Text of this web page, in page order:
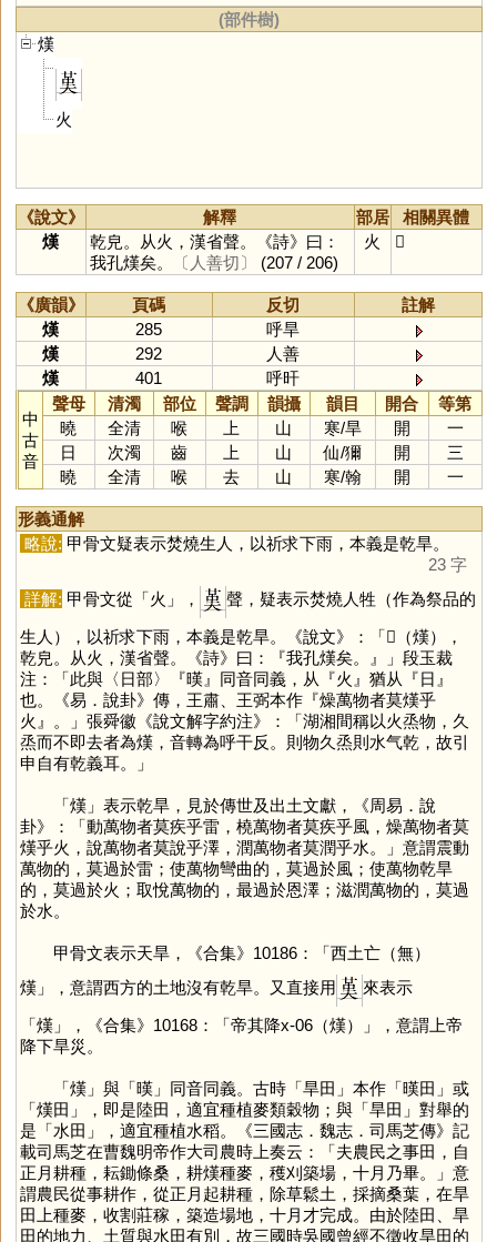
(部件樹)
熯
火
《說文》 解釋 部居
相關異體
熯
乾皃。从火，漢省聲。《詩》曰：
我孔熯矣。
〔人善切〕 (207 / 206)
火 𤑆
《廣韻》 頁碼 反切
註解
熯
285
呼旱
熯
292
人善
熯
401 呼旰
中
古
音
聲母 清濁 部位 聲調 韻攝 韻目 開合
等第
曉
全清 喉 上 山 寒/旱 開
一
日
次濁 齒 上 山 仙/獮 開
三
曉
全清 喉 去 山 寒/翰 開 一
形義通解
略說: 甲骨文疑表示焚燒生人，以祈求下雨，本義是乾旱。
23 字
詳解: 甲骨文從「火 」， 聲，疑表示焚燒人牲（作為祭品的
生人），以祈求下雨，本義是乾旱。《說文》：「𤑆（熯），
乾皃。从火，漢省聲。《詩》曰：『我孔熯矣。』」段玉裁
注：「此與〈日部〉『暵』同音同義，从『火』猶从『日』
也。《易．說卦》傳，王肅、王弼本作『燥萬物者莫熯乎
火』。」張舜徽《說文解字約注》：「湖湘間稱以火烝物，久
烝而不即去者為熯，音轉為呼干反。則物久烝則水气乾，故引
申自有乾義耳。」
「熯」表示乾旱，見於傳世及出土文獻，《周易．說
卦》：「動萬物者莫疾乎雷，橈萬物者莫疾乎風，燥萬物者莫
熯乎火，說萬物者莫說乎澤，潤萬物者莫潤乎水。」意謂震動
萬物的，莫過於雷；使萬物彎曲的，莫過於風；使萬物乾旱
的，莫過於火；取悅萬物的，最過於恩澤；滋潤萬物的，莫過
於水。
甲骨文表示天旱，《合集》10186：「西土亡（無）
熯」，意謂西方的土地沒有乾旱。又直接用
來表示
「熯」，《合集》10168：「帝其降x-06（熯）」，意謂上帝
降下旱災。
「熯」與「暵」同音同義。古時「旱田」本作「暵田」或
「熯田」，即是陸田，適宜種植麥類穀物；與「旱田」對舉的
是「水田」，適宜種植水稻。《三國志．魏志．司馬芝傳》記
載司馬芝在曹魏明帝作大司農時上奏云：「夫農民之事田，自
正月耕種，耘鋤條桑，耕熯種麥，穫刈築場，十月乃畢。」意
謂農民從事耕作，從正月起耕種，除草鬆土，採摘桑葉，在旱
田上種麥，收割莊稼，築造場地，十月才完成。由於陸田、旱
田的地力、土質與水田有別，故三國時吳國曾經不徵收旱田的